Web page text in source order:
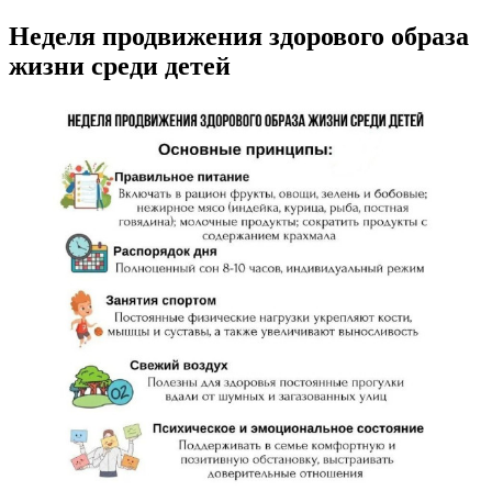
Неделя продвижения здорового образа
жизни среди детей